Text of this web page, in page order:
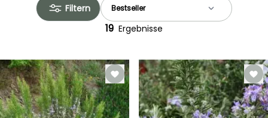
Filtern
19 Ergebnisse